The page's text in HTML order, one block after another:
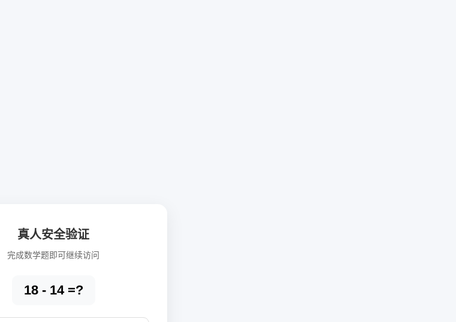
真人安全验证
完成数学题即可继续访问
18 - 14 =?